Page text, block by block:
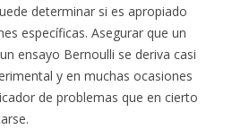
determinar si es apropiado
específicas. Asegurar que un
ensayo Bernoulli se deriva casi
y en muchas ocasiones
de problemas que en cierto